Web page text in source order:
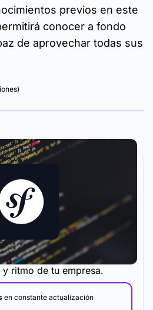
previos en este
conocer a fondo
de aprovechar todas sus
de formación que
ritmo de tu empresa.
en constante actualización